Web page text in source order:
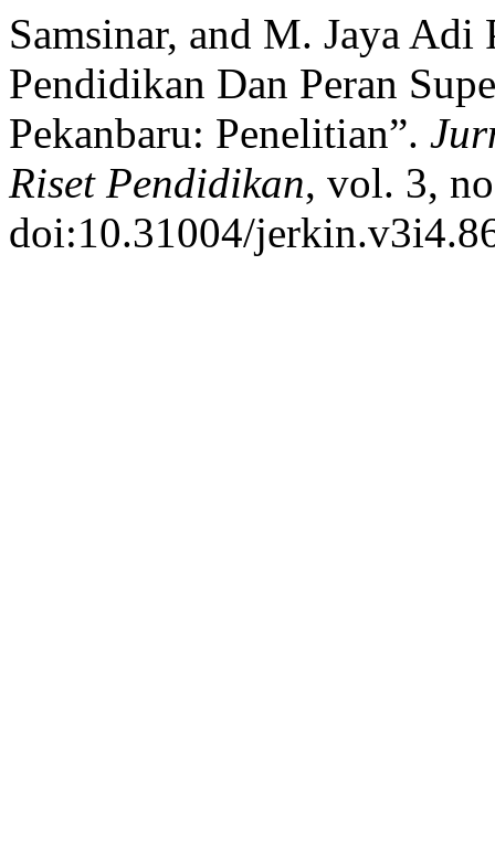
Samsinar, and M. Jaya
Pendidikan Dan Peran
Pekanbaru: Penelitian”.
Riset Pendidikan, vol. 3,
doi:10.31004/